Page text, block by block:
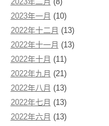
2023年一月 (10)
2022年十二月 (13)
2022年十一月 (13)
2022年十月 (11)
2022年九月 (21)
2022年八月 (13)
2022年七月 (13)
2022年六月 (13)